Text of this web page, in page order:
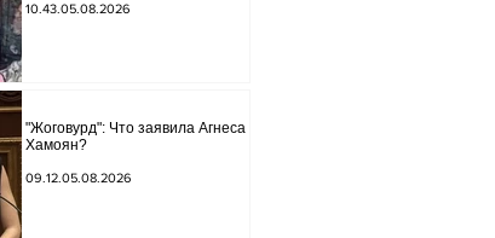
постов в Сюнике. Начальник
10.43.05.08.2026
"Жоговурд": Что заявила Агнеса
Хамоян?
09.12.05.08.2026